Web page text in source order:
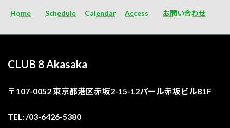
Home Schedule Calendar Access お問い合わせ
CLUB 8 Akasaka
〒107-0052 東京都港区赤坂2-15-12パール赤坂ビルB1F
TEL: /03-6426-5380